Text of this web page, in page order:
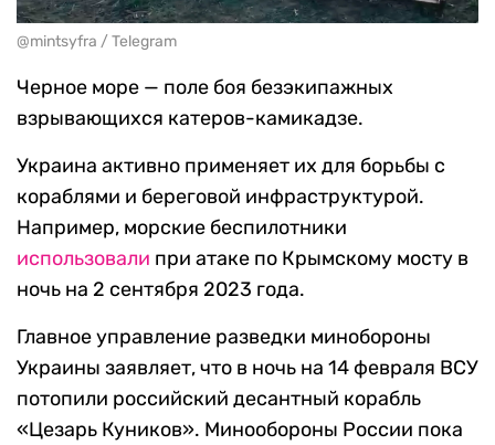
@mintsyfra / Telegram
Черное море — поле боя безэкипажных
взрывающихся катеров-камикадзе.
Украина активно применяет их для борьбы с
кораблями и береговой инфраструктурой.
Например, морские беспилотники
использовали при атаке по Крымскому мосту в
ночь на 2 сентября 2023 года.
Главное управление разведки минобороны
Украины заявляет, что в ночь на 14 февраля ВСУ
потопили российский десантный корабль
«Цезарь Куников». Минообороны России пока